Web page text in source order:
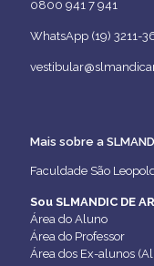
0800 941 7 941
WhatsApp (19) 3211-
Mais sobre a
Faculdade São
Sou SLMANDIC DE
Área do Aluno
Área do Professor
Área dos Ex-alunos